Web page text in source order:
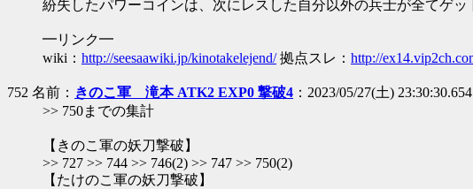
紛失したパワーコインは、次にレスした自分以外の兵士が全てゲッ
━リンク━
wiki： http://seesaawiki.jp/kinotakelejend/拠点スレ： http://
752 名前： きのこ軍 滝本 ATK2 EXP0 撃破4 ：2023/05/27(土)
>> 750までの集計
【きのこ軍の妖刀撃破】
>> 727 >> 744 >> 746(2) >> 747 >> 750(2)
【たけのこ軍の妖刀撃破】